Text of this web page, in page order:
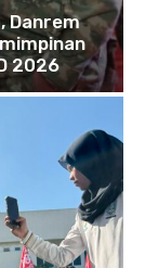
Danrem
2026